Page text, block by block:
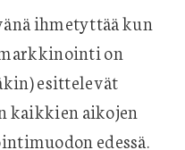
ihmetyttää kun
on
esittelevät
kaikkien aikojen
edessä.